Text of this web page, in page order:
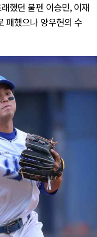
했던 불펜 이승민, 이재
패했으나 양우현의 수